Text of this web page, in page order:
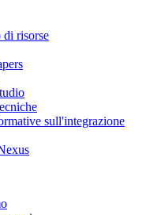
risorse
sull'integrazione